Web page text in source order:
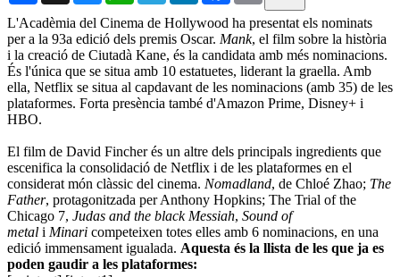
L'Acadèmia del Cinema de Hollywood ha presentat els nominats
per a la 93a edició dels premis Oscar. Mank, el film sobre la història
i la creació de Ciutadà Kane, és la candidata amb més nominacions.
És l'única que se situa amb 10 estatuetes, liderant la graella. Amb
ella, Netflix se situa al capdavant de les nominacions (amb 35) de les
plataformes. Forta presència també d'Amazon Prime, Disney+ i
HBO.
El film de David Fincher és un altre dels principals ingredients que
escenifica la consolidació de Netflix i de les plataformes en el
considerat món clàssic del cinema. Nomadland, de Chloé Zhao; The
Father, protagonitzada per Anthony Hopkins; The Trial of the
Chicago 7, Judas and the black Messiah, Sound of
metal i Minari competeixen totes elles amb 6 nominacions, en una
edició immensament igualada. Aquesta és la llista de les que ja es
poden gaudir a les plataformes: